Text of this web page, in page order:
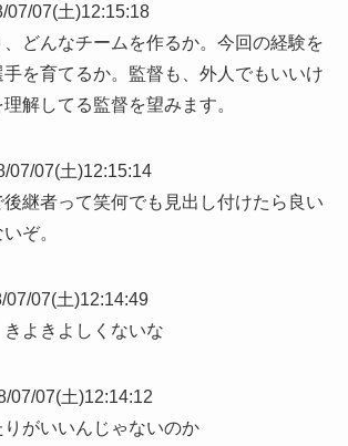
07/07(土)12:15:18
どんなチームを作るか。今回の経験を
を育てるか。監督も、外人でもいいけ
解してる監督を望みます。
07/07(土)12:15:14
継者って笑何でも見出し付けたら良い
ぞ。
07/07(土)12:14:49
よきよしくないな
07/07(土)12:14:12
がいいんじゃないのか